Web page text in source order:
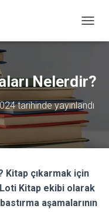
E
Y
Ü
Ç
/
A
Nelerdir?
tarihinde yayınlandı
Kitap çıkarmak için
Kitap ekibi olarak
aşamalarının